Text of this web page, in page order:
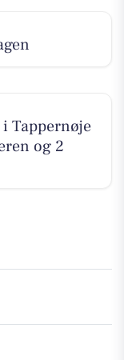
Tappernøje
og 2